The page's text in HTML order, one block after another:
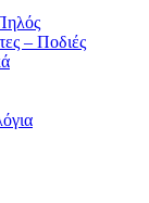
– Ποδιές